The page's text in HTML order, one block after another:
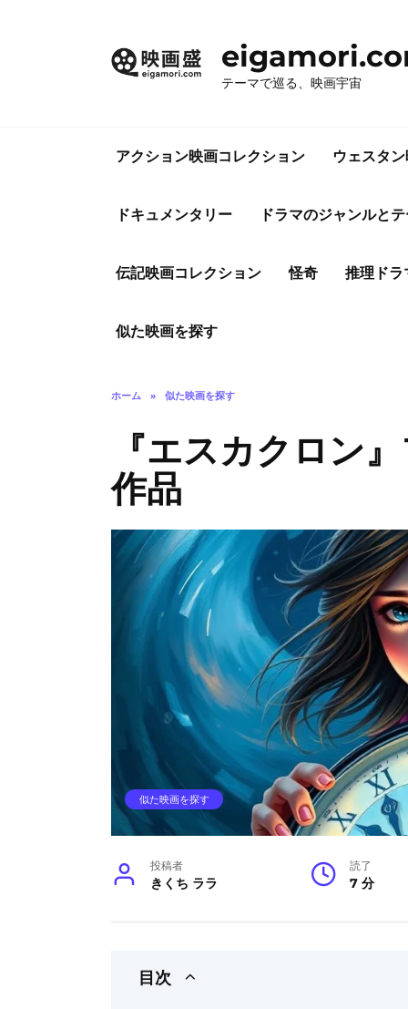
テーマで巡る、映画宇宙
アクション映画コレクション ウェスタ
ドキュメンタリー ドラマのジャンルと
伝記映画コレクション 怪奇 推理ドラ
似た映画を探す
ホーム » 似た映画を探す
『エスカクロン
作品
似た映画を探す
投稿者
きくち ララ
読了
7 分
目次